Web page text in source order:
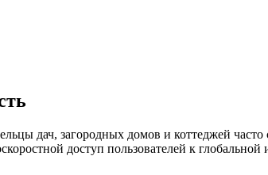
дач, загородных домов и коттеджей
доступ пользователей к